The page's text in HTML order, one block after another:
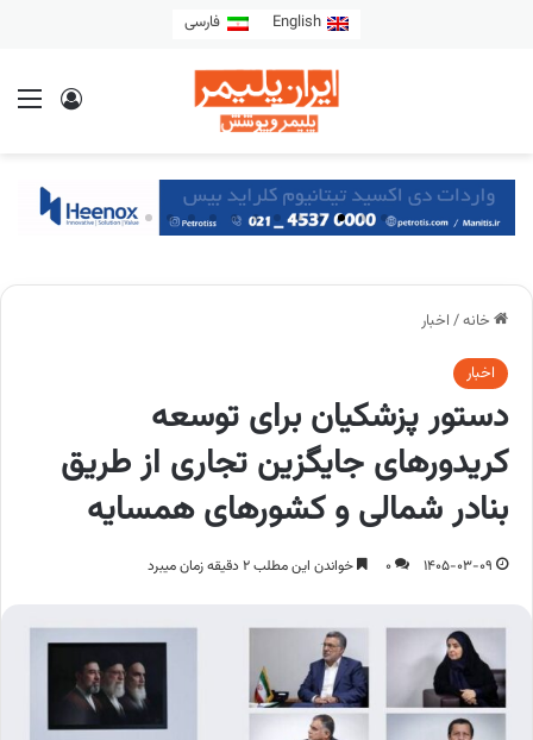
English فارسی
خانه/ اخبار
اخبار
دستور پزشکیان برای توسعه
کریدورهای جایگزین تجاری از طریق
بنادر شمالی و کشورهای همسایه
1405-03-09
0 خواندن این مطلب 2 دقیقه زمان میبرد